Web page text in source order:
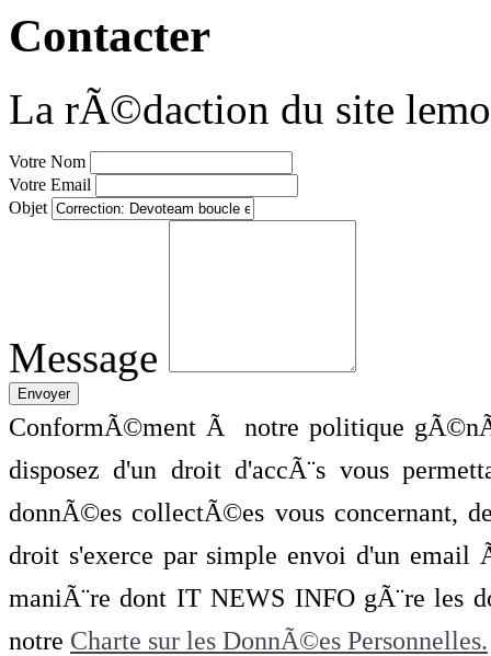
Contacter
La rÃ©daction du site
Votre Nom
Votre Email
Objet
Message
ConformÃ©ment Ã notre politique
disposez d'un droit d'accÃ¨s vous
donnÃ©es collectÃ©es vous concernant,
droit s'exerce par simple envoi d'un
maniÃ¨re dont IT NEWS INFO gÃ¨re les
notre Charte sur les DonnÃ©es Personnelles.